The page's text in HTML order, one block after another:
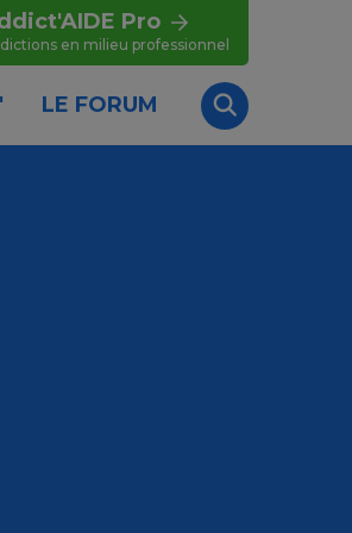
Pro
en milieu professionnel
LE FORUM
Recherche